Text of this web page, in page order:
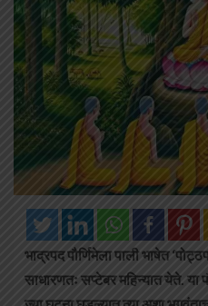
भाद्रपद पौर्णिमेला पाली भाषेत
साधारणतः सप्टेबर महिन्यात येते. या